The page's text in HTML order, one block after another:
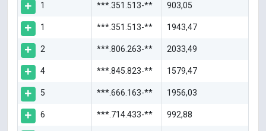
1 ***.351.513-** 903,05
1 ***.351.513-** 1943,47
2 ***.806.263-** 2033,49
4 ***.845.823-** 1579,47
5 ***.666.163-** 1956,03
6 ***.714.433-** 992,88